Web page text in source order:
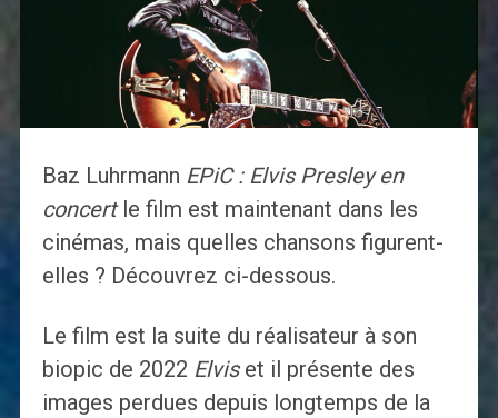
Baz Luhrmann EPiC : Elvis Presley en
concert le film est maintenant dans les
cinémas, mais quelles chansons figurent-
elles ? Découvrez ci-dessous.
Le film est la suite du réalisateur à son
biopic de 2022 Elvis et il présente des
images perdues depuis longtemps de la